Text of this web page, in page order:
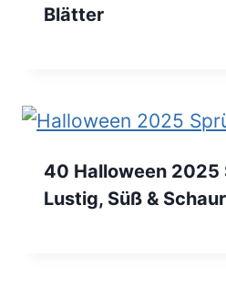
Blätter
40 Halloween 2025
Lustig, Süß &